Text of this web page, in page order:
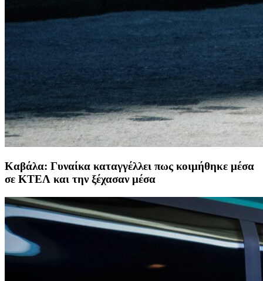
Καβάλα: Γυναίκα καταγγέλλει πως κοιμήθηκε μέσα
σε ΚΤΕΛ και την ξέχασαν μέσα